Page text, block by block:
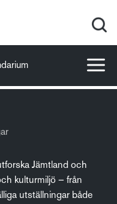
Jämtland och
kulturmiljö – från
utställningar både